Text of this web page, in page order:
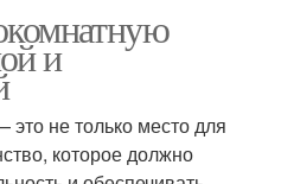
и
не только место для
которое должно